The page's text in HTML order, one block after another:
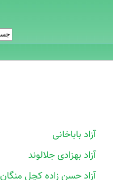
آزاد باباخانی
آزاد بهزادی جلالوند
آزاد حسن زاده کچل منگان